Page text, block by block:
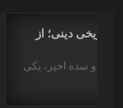
دینی؛ از
در دو سده اخیر، یکی